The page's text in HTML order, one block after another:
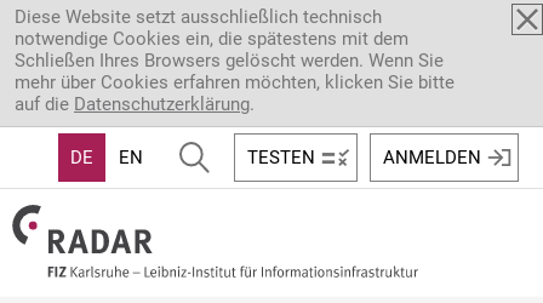
Direkt zum Inhalt
Diese Website setzt ausschließlich technisch
notwendige Cookies ein, die spätestens mit dem
Schließen Ihres Browsers gelöscht werden. Wenn Sie
mehr über Cookies erfahren möchten, klicken Sie bitte
auf die Datenschutzerklärung.
DE EN TESTEN ANMELDEN